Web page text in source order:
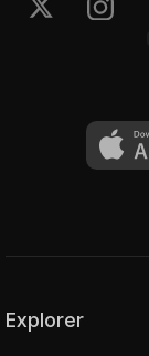
Explorer